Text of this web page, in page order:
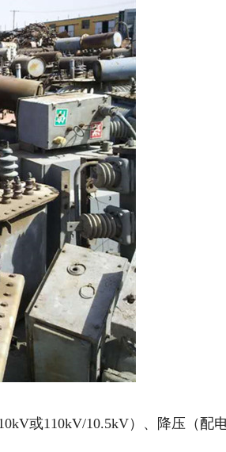
或110kV/10.5kV）、降压（配